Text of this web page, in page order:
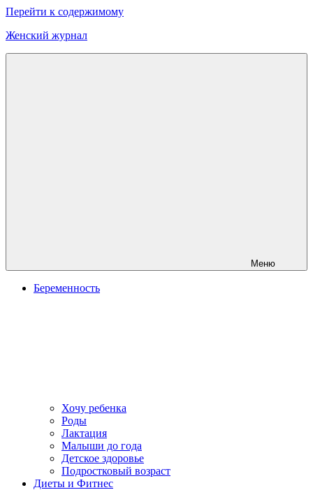
Перейти к содержимому
Женский журнал
Меню
Беременность
Хочу ребенка
Роды
Лактация
Малыши до года
Детское здоровье
Подростковый возраст
Диеты и Фитнес